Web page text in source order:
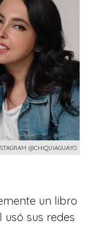
@CHIQUIAGUAYO
un libro
sus redes